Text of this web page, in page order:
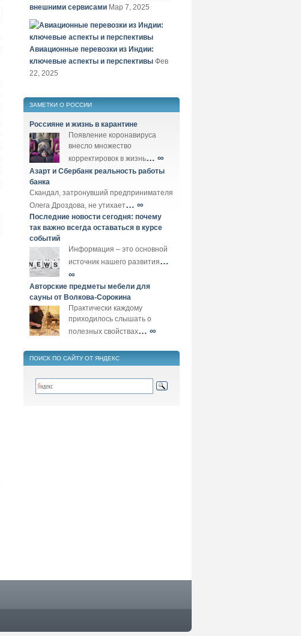
внешними сервисами Мар 7, 2025
Авиационные перевозки из Индии:
ключевые аспекты и перспективы Фев
22, 2025
ЗАМЕТКИ О РОССИИ
Россияне и жизнь в карантине
Появление коронавируса
внесло множество
корректировок в жизнь… ∞
Азарт и Сбербанк реальность работы
банка
Скандал, затронувший предпринимателя
Олега Дроздова, не утихает… ∞
Последние новости сегодня: почему
так важно всегда оставаться в курсе
событий
Информация – это основной
источник нашего развития…
∞
Авторские предметы мебели для
сауны от Волкова-Сорокина
Практически каждому
приходилось слышать о
полезных свойствах… ∞
ПОИСК ПО САЙТУ ОТ ЯНДЕКС